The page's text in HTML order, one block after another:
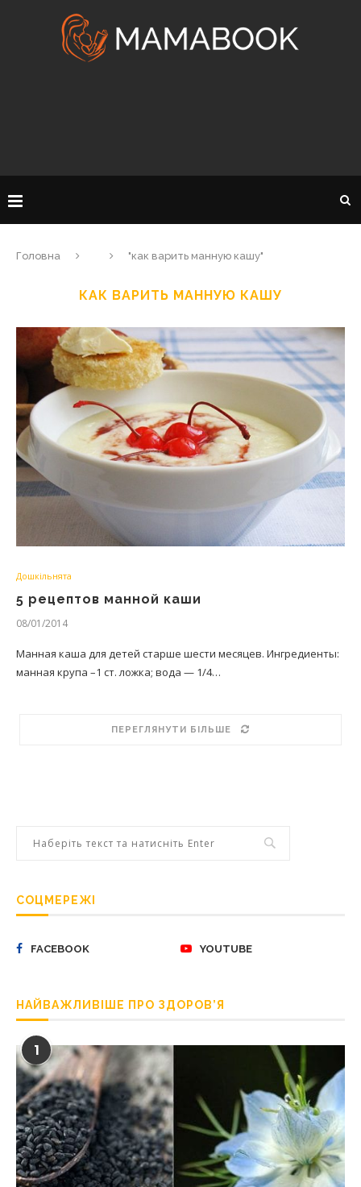
Головна "как варить манную кашу"
КАК ВАРИТЬ МАННУЮ КАШУ
Дошкільнята
5 рецептов манной каши
08/01/2014
Манная каша для детей старше шести месяцев. Ингредиенты:
манная крупа –1 ст. ложка; вода — 1/4…
ПЕРЕГЛЯНУТИ БІЛЬШЕ
СОЦМЕРЕЖІ
FACEBOOK YOUTUBE
НАЙВАЖЛИВІШЕ ПРО ЗДОРОВ’Я
1